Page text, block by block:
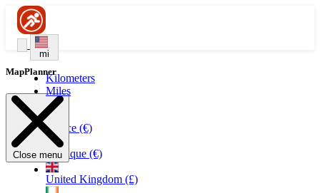
mi
Kilometers
Miles
France (€)
Belgique (€)
United Kingdom (£)
MapPlanner
Close menu